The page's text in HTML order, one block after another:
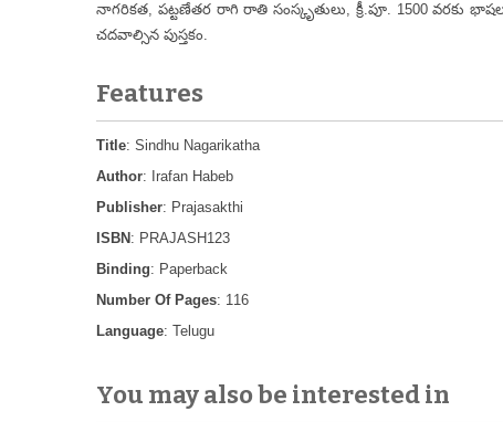
నాగరికత, పట్టణేతర రాగి రాతి సంస్కృతులు, క్రీ.పూ. 1500
చదవాల్సిన పుస్తకం.
Features
Title: Sindhu Nagarikatha
Author: Irafan Habeb
Publisher: Prajasakthi
ISBN : PRAJASH123
Binding: Paperback
Number Of Pages: 116
Language: Telugu
You may also be interested in